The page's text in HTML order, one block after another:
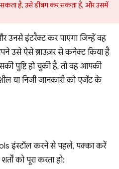
है, उसे डीबग कर सकता है, और उसमें
इंटरैक्ट कर पाएगा जिन्हें वह
उसे ऐसे ब्राउज़र से कनेक्ट किया है
पुष्टि हो चुकी है, तो वह आपकी
या निजी जानकारी को एजेंट के
इंस्टॉल करने से पहले, पक्का करें
को पूरा करता हो: